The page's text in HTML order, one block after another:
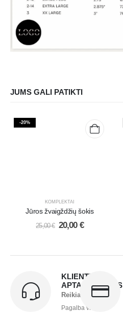
JUMS GALI PATIKTI
-20%
KOMPLEKTAI
Jūros žvaigždžių šokis
25,00€ 20,00 €
KLIENTŲ
APTARNAVIMAS
Reikia pagalbos?
Pagalba visada